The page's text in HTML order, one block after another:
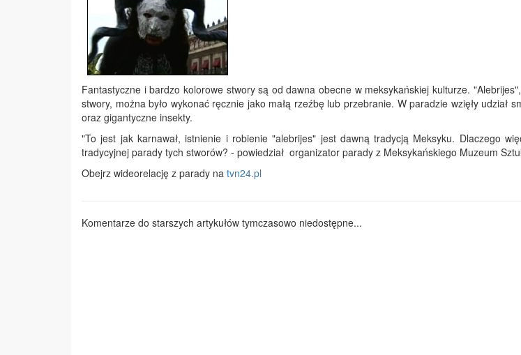
Fantastyczne i bardzo kolorowe stwory są od dawna obecne w meksykańskiej kulturze.
stwory, można było wykonać ręcznie jako małą rzeźbę lub przebranie. W paradzie wzięły udział
oraz gigantyczne insekty.
"To jest jak karnawał, istnienie i robienie "alebrijes" jest dawną tradycją Meksyku. Dlaczego
tradycyjnej parady tych stworów? - powiedział organizator parady z Meksykańskiego Muzeum
Obejrz wideorelację z parady na tvn24.pl
Komentarze do starszych artykułów tymczasowo niedostępne...